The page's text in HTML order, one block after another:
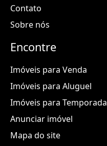
Contato
Sobre nós
Encontre
Imóveis para Venda
Imóveis para Aluguel
Imóveis para Temporada
Anunciar imóvel
Mapa do site